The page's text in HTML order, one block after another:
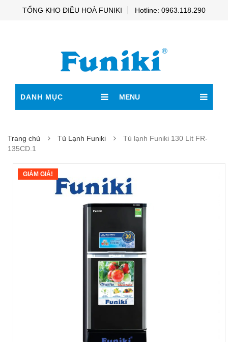
TỔNG KHO ĐIỀU HOÀ FUNIKI Hotline: 0963.118.290
DANH MỤC MENU
Trang chủ Tủ Lạnh Funiki
Tủ lạnh Funiki 130 Lít FR-
135CD.1
GIẢM GIÁ!